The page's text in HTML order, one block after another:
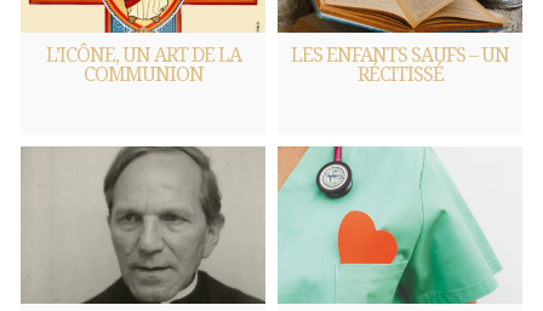
L’ICÔNE, UN ART DE LA
COMMUNION
LES ENFANTS SAUFS – UN
RÉCITISSÉ